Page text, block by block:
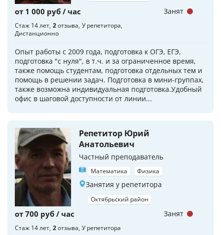
от 1 000 руб / час
Стаж 14 лет 2отзыва У репетитора
Дистанционно
Опыт работы с 2009 года, подготовка к ОГЭ, ЕГЭ,
подготовка "с нуля", в т.ч. и за ограниченное время,
также помощь студентам, подготовка отдельных тем и
помощь в решении задач. Подготовка в мини-группах,
также возможна индивидуальная подготовка.Удобный
офис в шаговой доступности от линии...
Занят
Репетитор Юрий
Анатольевич
Частный преподаватель
Математика Физика
Занятия у репетитора
Октябрьский район
от 700 руб / час
Стаж 14 лет 2отзыва У репетитора
Занят